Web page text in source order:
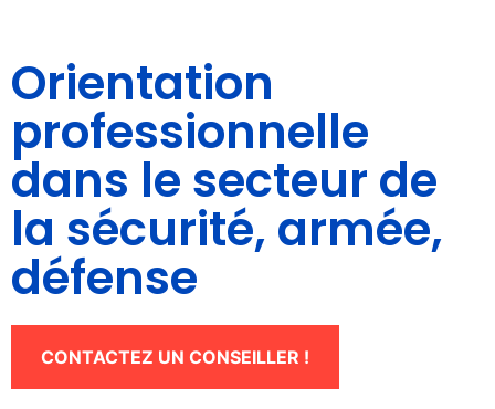
Orientation
professionnelle
dans le secteur de
la sécurité, armée,
défense
CONTACTEZ UN CONSEILLER !